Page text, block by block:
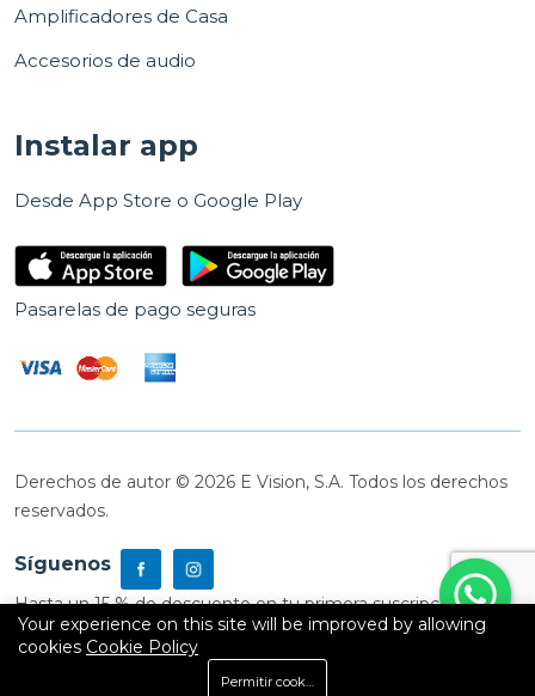
Amplificadores de Casa
Accesorios de audio
Instalar app
Desde App Store o Google Play
Pasarelas de pago seguras
Derechos de autor © 2026 E Vision, S.A. Todos los derechos
reservados.
Síguenos
Hasta un 15 % de descuento en tu primera suscripción
Carrito
Your experience on this site will be improved by allowing
cookies Cookie Policy
Permitir cookies